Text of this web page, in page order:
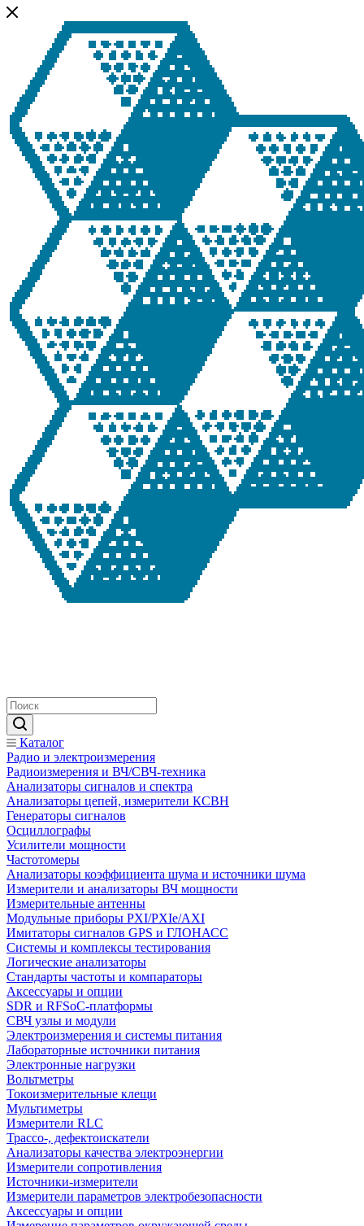
Каталог
Радио и электроизмерения
Радиоизмерения и ВЧ/СВЧ-техника
Анализаторы сигналов и спектра
Анализаторы цепей, измерители КСВН
Генераторы сигналов
Осциллографы
Усилители мощности
Частотомеры
Анализаторы коэффициента шума и источники шума
Измерители и анализаторы ВЧ мощности
Измерительные антенны
Модульные приборы PXI/PXIe/AXI
Имитаторы сигналов GPS и ГЛОНАСС
Системы и комплексы тестирования
Логические анализаторы
Стандарты частоты и компараторы
Аксессуары и опции
SDR и RFSoC‑платформы
СВЧ узлы и модули
Электроизмерения и системы питания
Лабораторные источники питания
Электронные нагрузки
Вольтметры
Токоизмерительные клещи
Мультиметры
Измерители RLC
Трассо-, дефектоискатели
Анализаторы качества электроэнергии
Измерители сопротивления
Источники-измерители
Измерители параметров электробезопасности
Аксессуары и опции